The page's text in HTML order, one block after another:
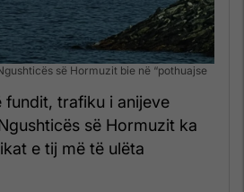
së Hormuzit bie në “pothuajse
fundit, trafiku i anijeve
së Hormuzit ka
e tij më të ulëta